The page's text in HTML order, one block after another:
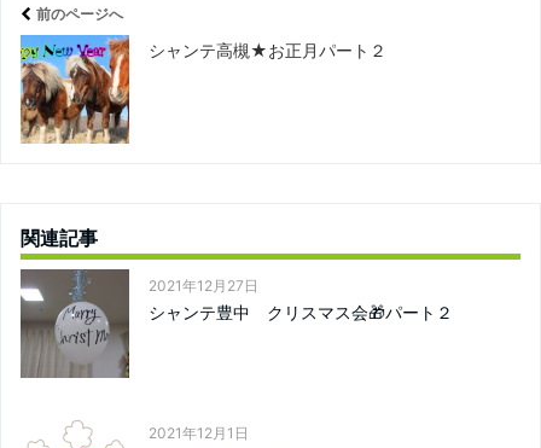
前のページへ
シャンテ高槻★お正月パート２
関連記事
2021年12月27日
シャンテ豊中 クリスマス会🎁パート２
2021年12月1日